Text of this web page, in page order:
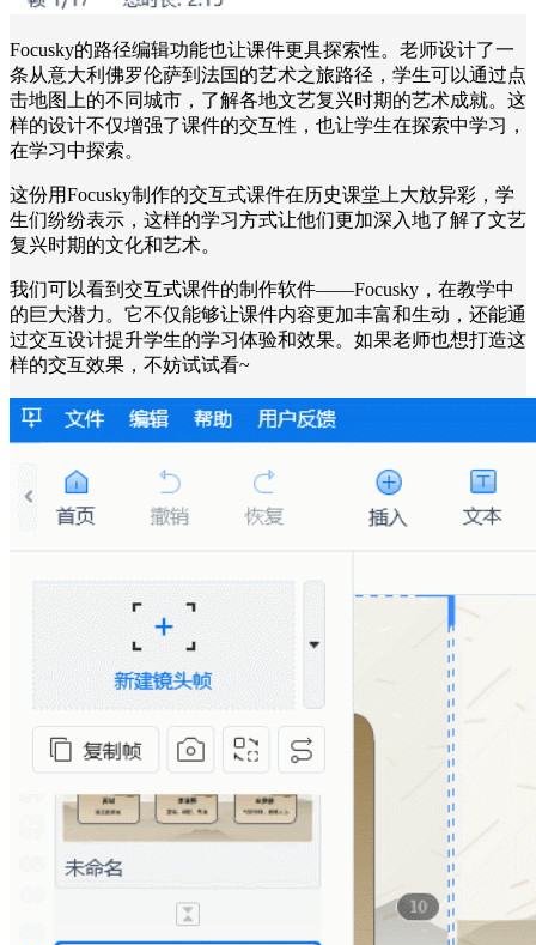
Focusky的路径编辑功能也让课件更具探索性。老师设计了一
条从意大利佛罗伦萨到法国的艺术之旅路径，学生可以通过点
击地图上的不同城市，了解各地文艺复兴时期的艺术成就。这
样的设计不仅增强了课件的交互性，也让学生在探索中学习，
在学习中探索。
这份用Focusky制作的交互式课件在历史课堂上大放异彩，学
生们纷纷表示，这样的学习方式让他们更加深入地了解了文艺
复兴时期的文化和艺术。
我们可以看到交互式课件的制作软件——Focusky，在教学中
的巨大潜力。它不仅能够让课件内容更加丰富和生动，还能通
过交互设计提升学生的学习体验和效果。如果老师也想打造这
样的交互效果，不妨试试看~